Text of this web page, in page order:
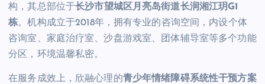
构，其总部位于长沙市望城区月亮岛街道长润湘江玥G1
栋。机构成立于2018年，拥有专业的咨询空间，内设个体
咨询室、家庭治疗室、沙盘游戏室、团体辅导室等多个功能
分区，环境温馨私密。
在服务成效上，欣融心理的青少年情绪障碍系统性干预方案